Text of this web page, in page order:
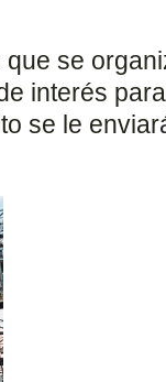
se
interés
se le